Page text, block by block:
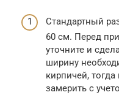
Стандартный
60 см. Перед
уточните и
ширину
кирпичей,
замерить с